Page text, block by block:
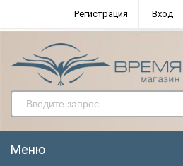
Регистрация Вход
Меню